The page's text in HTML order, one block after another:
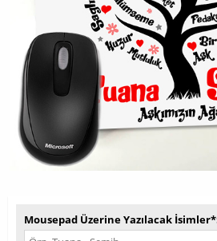
Mousepad Üzerine Yazılacak İsimler*